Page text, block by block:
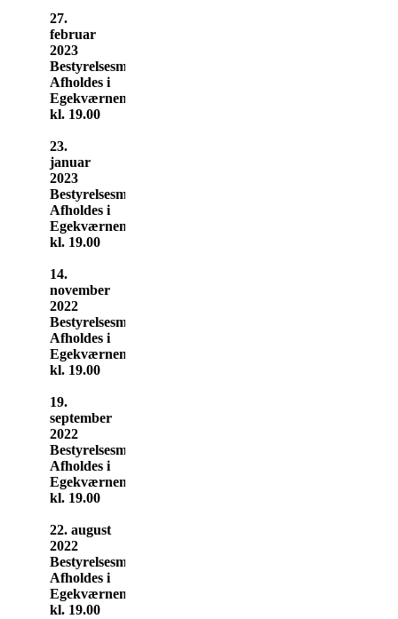
27.
februar
2023
Bestyrelsesmøde
Afholdes i
Egekværnen
kl. 19.00
23.
januar
2023
Bestyrelsesmøde
Afholdes i
Egekværnen
kl. 19.00
14.
november
2022
Bestyrelsesmøde
Afholdes i
Egekværnen
kl. 19.00
19.
september
2022
Bestyrelsesmøde
Afholdes i
Egekværnen
kl. 19.00
22. august
2022
Bestyrelsesmøde
Afholdes i
Egekværnen
kl. 19.00